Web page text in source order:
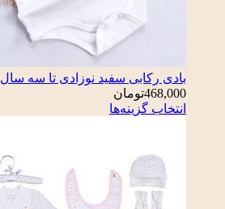
بادی رکابی سفید نوزادی تا سه سال
468,000تومان
انتخاب گزینه‌ها